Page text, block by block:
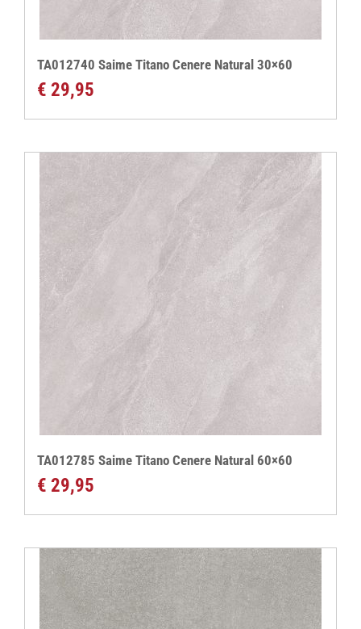
TA012740 Saime Titano Cenere Natural 30×60
€ 29,95
TA012785 Saime Titano Cenere Natural 60×60
€ 29,95